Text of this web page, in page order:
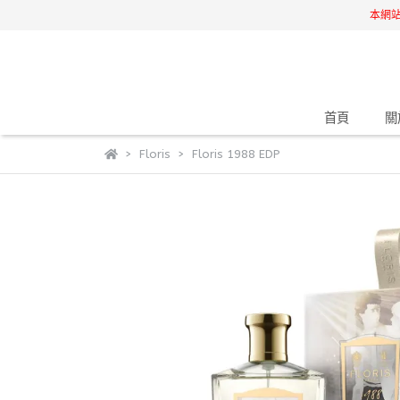
本網
首頁
Floris Floris 1988 EDP